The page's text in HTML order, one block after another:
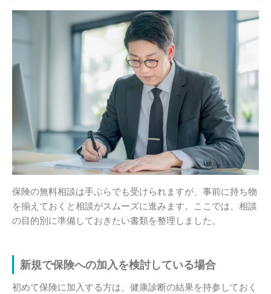
保険の無料相談は手ぶらでも受けられますが、事前に持ち物
を揃えておくと相談がスムーズに進みます。ここでは、相談
の目的別に準備しておきたい書類を整理しました。
新規で保険への加入を検討している場合
初めて保険に加入する方は、健康診断の結果を持参しておく